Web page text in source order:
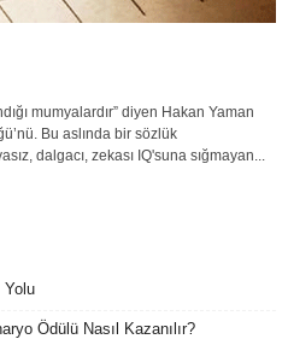
mumyalardır” diyen Hakan Yaman
Bu aslında bir sözlük
dalgacı, zekası IQ'suna sığmayan...
Yolu
Ödülü Nasıl Kazanılır?